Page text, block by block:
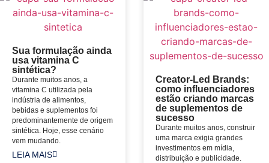
Sua formulação ainda
usa vitamina C
sintética?
Durante muitos anos, a
vitamina C utilizada pela
indústria de alimentos,
bebidas e suplementos foi
predominantemente de origem
sintética. Hoje, esse cenário
vem mudando.
LEIA MAIS
Creator-Led Brands:
como influenciadores
estão criando marcas
de suplementos de
sucesso
Durante muitos anos, construir
uma marca exigia grandes
investimentos em mídia,
distribuição e publicidade.